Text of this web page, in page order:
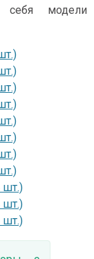
модели
шт.)
шт.)
шт.)